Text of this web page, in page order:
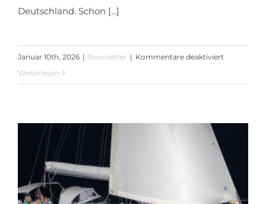
Deutschland. Schon [...]
Januar 10th, 2026 | Newsletter | Kommentare deaktiviert
Weiterlesen